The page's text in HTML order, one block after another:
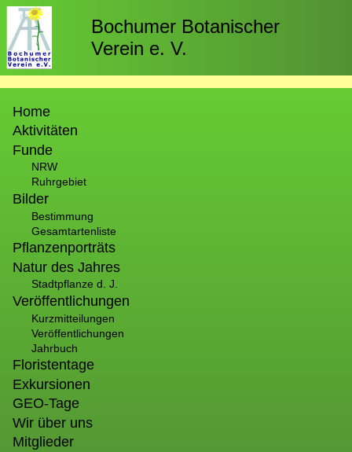
Direkt
zum
Inhalt
Bochumer Botanischer
Verein e. V.
Home
Aktivitäten
Funde
NRW
Ruhrgebiet
Bilder
Bestimmung
Gesamtartenliste
Pflanzenporträts
Natur des Jahres
Stadtpflanze d. J.
Veröffentlichungen
Kurzmitteilungen
Veröffentlichungen
Jahrbuch
Floristentage
Exkursionen
GEO-Tage
Wir über uns
Mitglieder